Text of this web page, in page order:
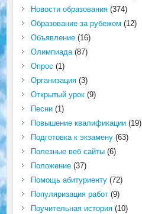
Новости образования(374)
Образование за рубежом (12)
Объявление(16)
Олимпиада(87)
Опрос (1)
Организация(3)
Открытый урок(9)
Песни(1)
Повышение квалификации(19)
Подготовка к экзамену(63)
Полезные веб сайты(6)
Положение(37)
Помощь абитуриенту(72)
Популяризация работ(9)
Поучительная история(10)